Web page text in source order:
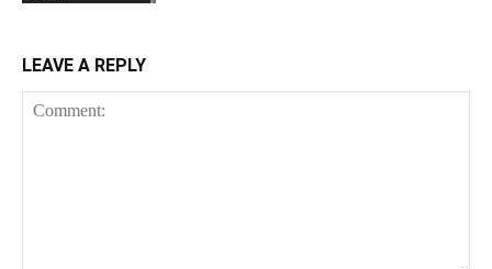
LEAVE A REPLY